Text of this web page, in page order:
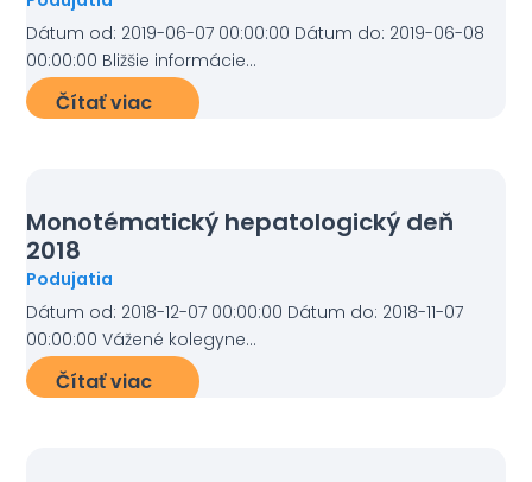
Dátum od: 2019-06-07 00:00:00 Dátum do: 2019-06-08
00:00:00 Bližšie informácie...
Čítať viac
Monotématický hepatologický deň
2018
Podujatia
Dátum od: 2018-12-07 00:00:00 Dátum do: 2018-11-07
00:00:00 Vážené kolegyne...
Čítať viac